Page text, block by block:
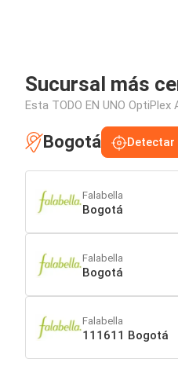
Sucursal más
Esta TODO EN UNO
Bogotá
Falabella
Bogotá
Falabella
Bogotá
Falabella
111611 Bogotá